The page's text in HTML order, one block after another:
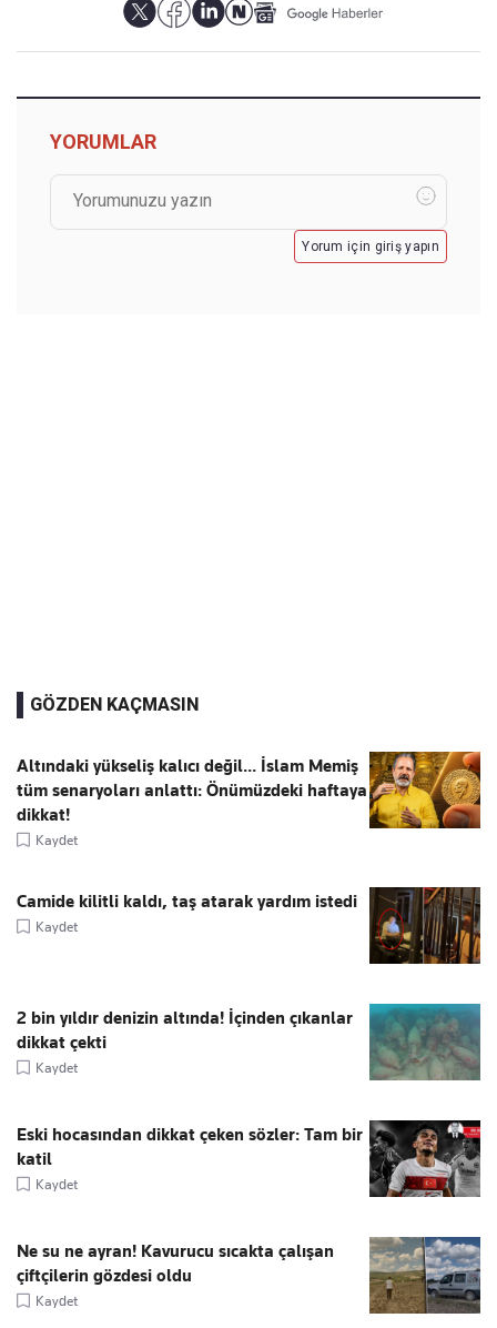
YORUMLAR
Yorum için giriş yapın
GÖZDEN KAÇMASIN
Altındaki yükseliş kalıcı değil... İslam Memiş
tüm senaryoları anlattı: Önümüzdeki haftaya
dikkat!
Kaydet
Camide kilitli kaldı, taş atarak yardım istedi
Kaydet
2 bin yıldır denizin altında! İçinden çıkanlar
dikkat çekti
Kaydet
Eski hocasından dikkat çeken sözler: Tam bir
katil
Kaydet
Ne su ne ayran! Kavurucu sıcakta çalışan
çiftçilerin gözdesi oldu
Kaydet